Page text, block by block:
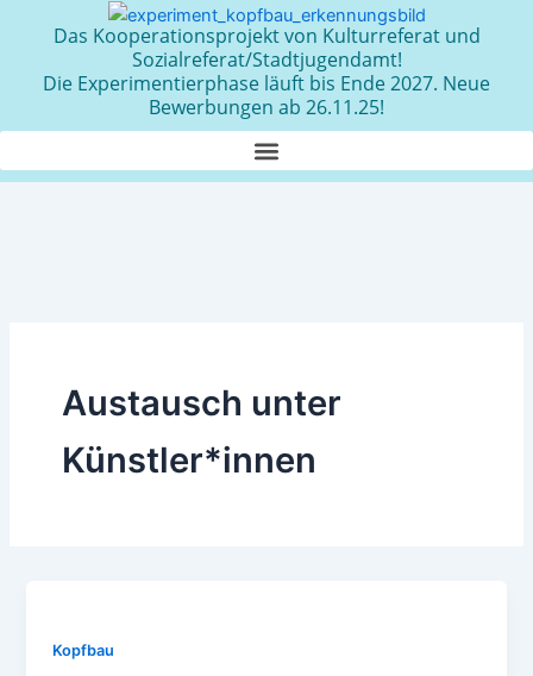
Das Kooperationsprojekt von Kulturreferat und
Sozialreferat/Stadtjugendamt!
Die Experimentierphase läuft bis Ende 2027. Neue
Bewerbungen ab 26.11.25!
Austausch unter
Künstler*innen
Kopfbau